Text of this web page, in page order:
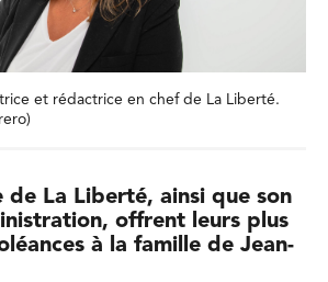
et rédactrice en chef de La Liberté.
de La Liberté, ainsi que son
offrent leurs plus
à la famille de Jean-